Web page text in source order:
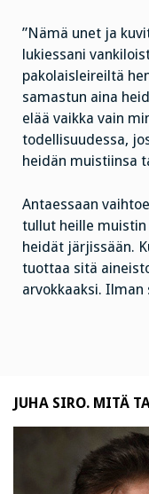
”Nämä unet ja
lukiessani
pakolaisleireiltä
samastun aina
elää vaikka vain
todellisuudessa,
heidän muistiinsa
Antaessaan
tullut heille
heidät järjissään.
tuottaa sitä
arvokkaaksi.
JUHA SIRO. MITÄ